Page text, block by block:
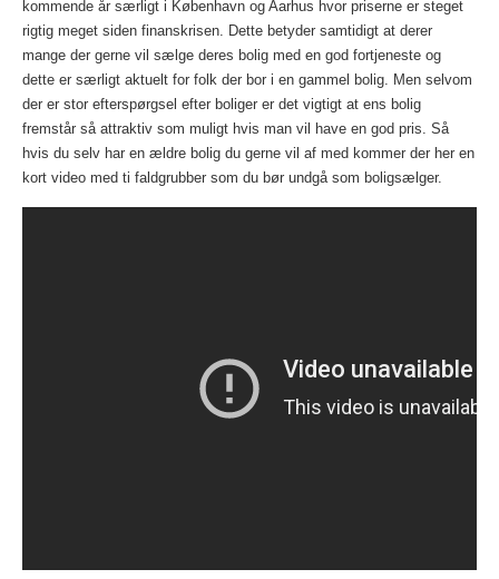
kommende år særligt i København og Aarhus hvor priserne er steget
rigtig meget siden finanskrisen. Dette betyder samtidigt at derer
mange der gerne vil sælge deres bolig med en god fortjeneste og
dette er særligt aktuelt for folk der bor i en gammel bolig. Men selvom
der er stor efterspørgsel efter boliger er det vigtigt at ens bolig
fremstår så attraktiv som muligt hvis man vil have en god pris. Så
hvis du selv har en ældre bolig du gerne vil af med kommer der her en
kort video med ti faldgrubber som du bør undgå som boligsælger.